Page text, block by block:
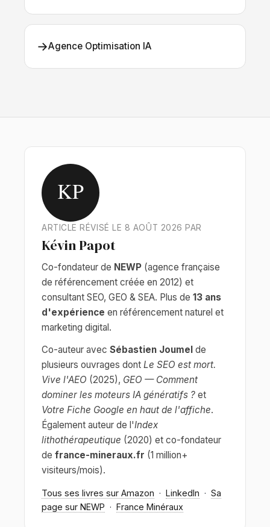
→Agence Optimisation IA
KP
ARTICLE RÉVISÉ LE 8 AOÛT 2026 PAR
Kévin Papot
Co-fondateur de NEWP (agence française
de référencement créée en 2012) et
consultant SEO, GEO & SEA. Plus de 13 ans
d'expérience en référencement naturel et
marketing digital.
Co-auteur avec Sébastien Joumel de
plusieurs ouvrages dont Le SEO est mort.
Vive l'AEO (2025), GEO — Comment
dominer les moteurs IA génératifs ? et
Votre Fiche Google en haut de l'affiche.
Également auteur de l'Index
lithothérapeutique (2020) et co-fondateur
de france-mineraux.fr (1 million+
visiteurs/mois).
Tous ses livres sur Amazon · LinkedIn · Sa
page sur NEWP · France Minéraux